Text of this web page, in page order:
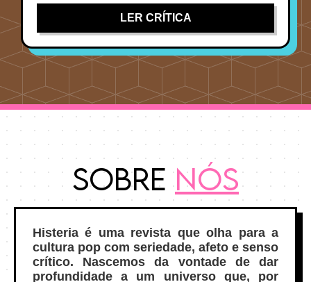
LER CRÍTICA
SobreNós
Histeria é uma revista que olha para a
cultura pop com seriedade, afeto e senso
crítico. Nascemos da vontade de dar
profundidade a um universo que, por